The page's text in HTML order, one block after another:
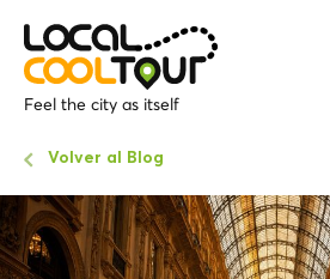
Feel the city as itself
Volver al Blog